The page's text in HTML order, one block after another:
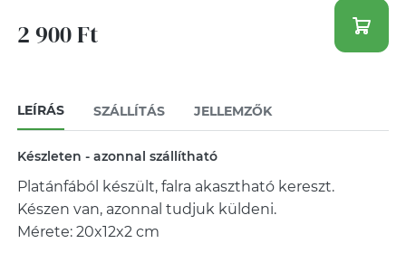
2 900 Ft
LEÍRÁS SZÁLLÍTÁS JELLEMZŐK
Készleten - azonnal szállítható
Platánfából készült, falra akasztható kereszt.
Készen van, azonnal tudjuk küldeni.
Mérete: 20x12x2 cm